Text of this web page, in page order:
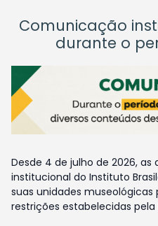
Comunicação
durante o
Desde 4 de julho de 2026,
institucional do Instituto
suas unidades museológicas
restrições estabelecidas